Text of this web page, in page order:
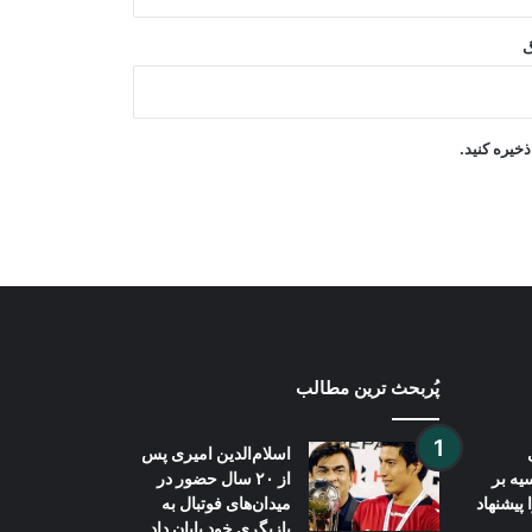
کنید.
بر
پیشنهاد
پُربحث ترین مطالب
اسلام‌الدین امیری پس
از ۲۰ سال حضور در
میدان‌های فوتبال به